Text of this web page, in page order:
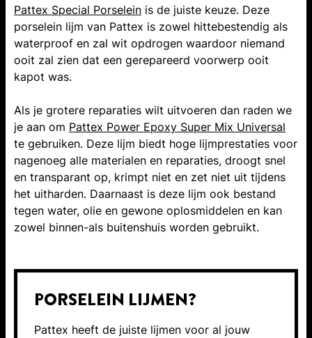
Pattex Special Porselein is de juiste keuze. Deze
porselein lijm van Pattex is zowel hittebestendig als
waterproof en zal wit opdrogen waardoor niemand
ooit zal zien dat een gerepareerd voorwerp ooit
kapot was.
Als je grotere reparaties wilt uitvoeren dan raden we
je aan om Pattex Power Epoxy Super Mix Universal
te gebruiken. Deze lijm biedt hoge lijmprestaties voor
nagenoeg alle materialen en reparaties, droogt snel
en transparant op, krimpt niet en zet niet uit tijdens
het uitharden. Daarnaast is deze lijm ook bestand
tegen water, olie en gewone oplosmiddelen en kan
zowel binnen-als buitenshuis worden gebruikt.
PORSELEIN LIJMEN?
Pattex heeft de juiste lijmen voor al jouw